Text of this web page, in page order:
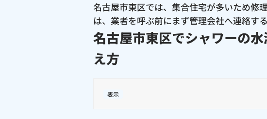
名古屋市東区では、集合住宅が多いため修
は、業者を呼ぶ前にまず管理会社へ連絡す
名古屋市東区でシャワーの
え方
表示